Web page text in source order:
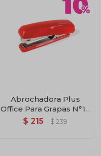
Abrochadora Plus
Office Para Grapas N°10
Color Rojo Blister
$ 215 $ 239